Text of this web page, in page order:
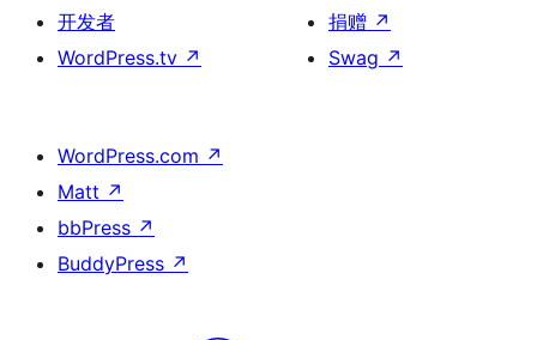
开发者
WordPress.tv ↗
捐赠 ↗
Swag ↗
WordPress.com ↗
Matt ↗
bbPress ↗
BuddyPress ↗